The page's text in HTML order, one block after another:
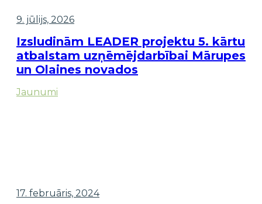
9. jūlijs, 2026
Izsludinām LEADER projektu 5. kārtu
atbalstam uzņēmējdarbībai Mārupes
un Olaines novados
Jaunumi
17. februāris, 2024